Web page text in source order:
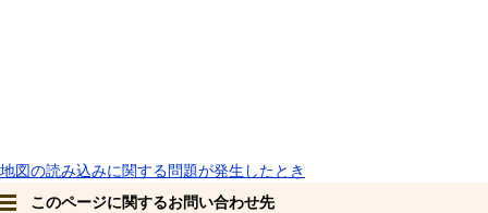
地図の読み込みに関する問題が発生したとき
このページに関するお問い合わせ先